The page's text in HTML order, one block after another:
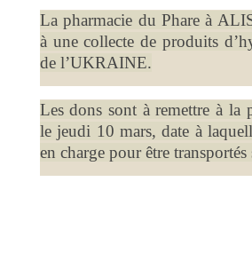
La pharmacie du Phare à
à une collecte de produits
de l’UKRAINE.
Les dons sont à remettre à la
le jeudi 10 mars, date à
en charge pour être transportés